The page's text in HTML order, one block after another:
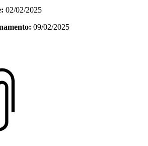
02/02/2025
09/02/2025